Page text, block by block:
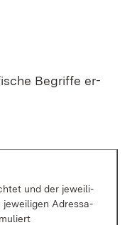
Be­grif­fe er­
und der je­wei­li­
je­wei­li­gen Adres­sa­